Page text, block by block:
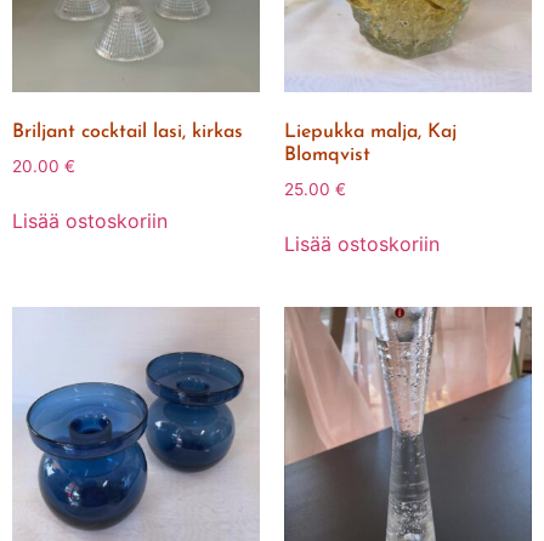
Briljant cocktail lasi, kirkas
20.00 €
Lisää ostoskoriin
Liepukka malja, Kaj
Blomqvist
25.00 €
Lisää ostoskoriin